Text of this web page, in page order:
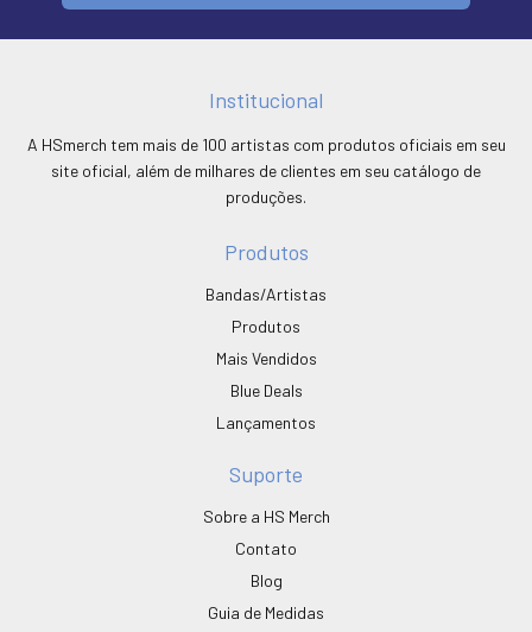
Institucional
A HSmerch tem mais de 100 artistas com produtos oficiais em seu
site oficial, além de milhares de clientes em seu catálogo de
produções.
Produtos
Bandas/Artistas
Produtos
Mais Vendidos
Blue Deals
Lançamentos
Suporte
Sobre a HS Merch
Contato
Blog
Guia de Medidas